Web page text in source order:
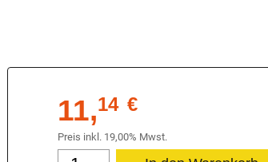
11,14 €
Preis inkl. 19,00% Mwst.